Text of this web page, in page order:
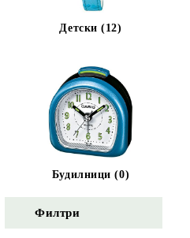
Детски (12)
Будилници (0)
Филтри